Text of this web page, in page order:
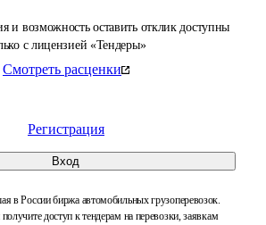
и возможность оставить отклик доступны
с лицензией «Тендеры»
Смотреть расценки
Регистрация
Вход
в России биржа автомобильных грузоперевозок.
получите доступ к тендерам на перевозки, заявкам